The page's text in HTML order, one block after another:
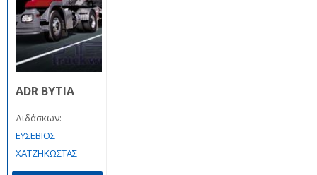
ADR ΒΥΤΙΑ
Διδάσκων:
ΕΥΣΕΒΙΟΣ
ΧΑΤΖΗΚΩΣΤΑΣ